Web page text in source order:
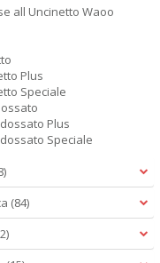
all Uncinetto Waoo
Plus
Speciale
Plus
Speciale
(84)